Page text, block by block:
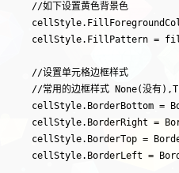
//如下设置黄色背景色
cellStyle.FillPattern =
//设置单元格边框样式
//常用的边框样式 None(没有
cellStyle.BorderBottom =
cellStyle.BorderRight =
cellStyle.BorderTop =
cellStyle.BorderLeft =